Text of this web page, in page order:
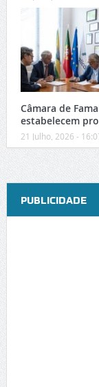
Câmara de
estabelecem
21 Julho, 2026 -
PUBLICIDADE